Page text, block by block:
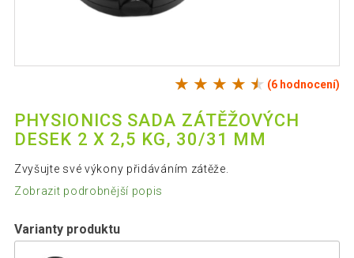
(6 hodnocení)
PHYSIONICS SADA ZÁTĚŽOVÝCH
DESEK 2 X 2,5 KG, 30/31 MM
Zvyšujte své výkony přidáváním zátěže.
Zobrazit podrobnější popis
Varianty produktu